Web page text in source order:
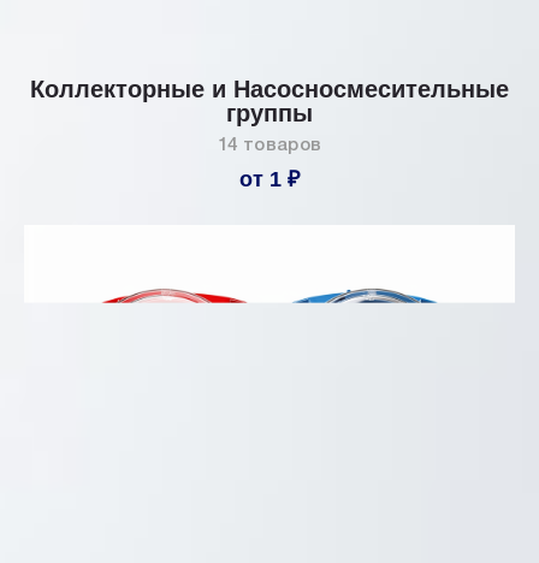
Коллекторные и Насосносмесительные
группы
14 товаров
от 1 ₽